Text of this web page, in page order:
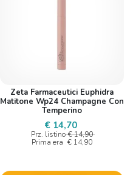
Zeta Farmaceutici Euphidra
Matitone Wp24 Champagne Con
Temperino
€ 14,70
Prz. listino € 14,90
Prima era € 14,90